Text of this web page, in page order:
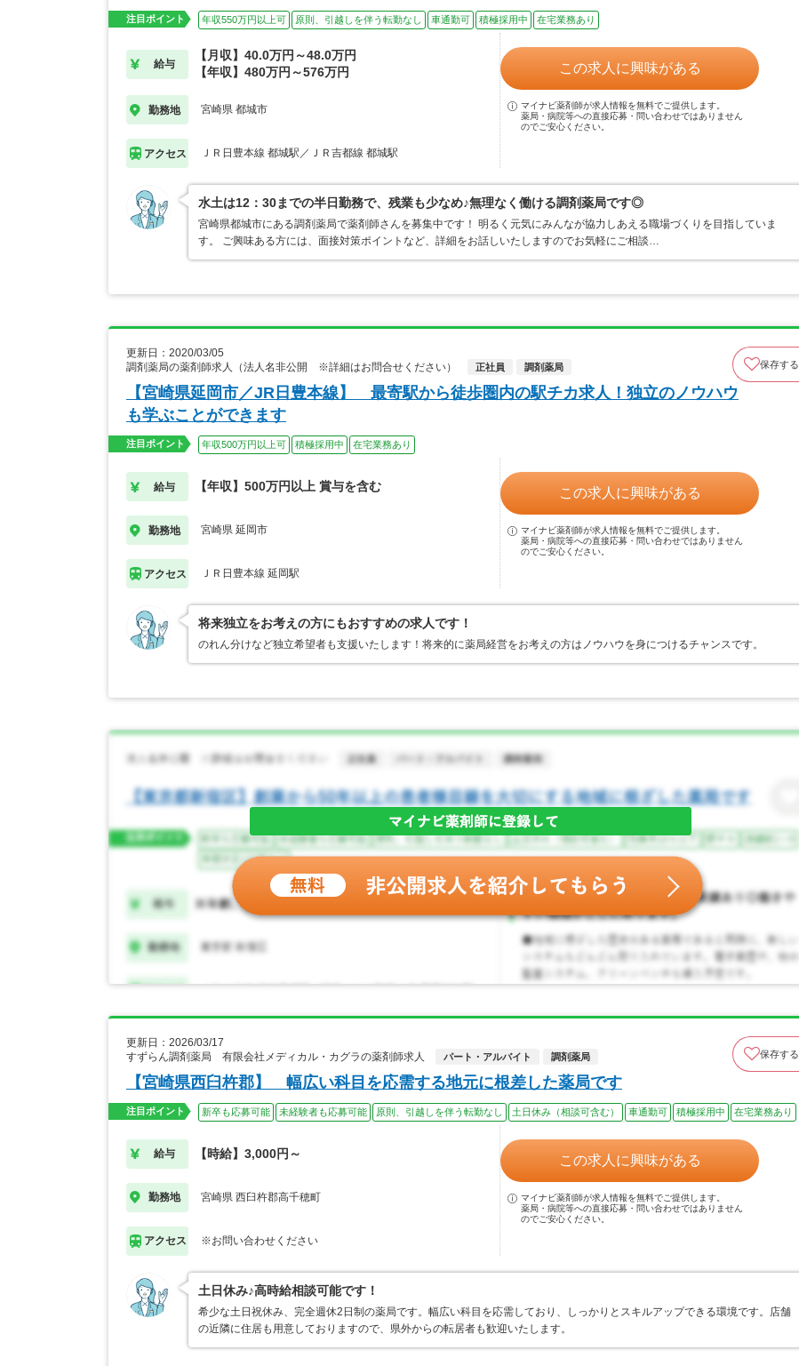
注目ポイント 年収550万円以上可 原則、引越しを伴う転勤なし 車通勤可 積極採用中 在宅業務あり
給与
【月収】40.0万円～48.0万円
【年収】480万円～576万円
勤務地 宮崎県 都城市
アクセス ＪＲ日豊本線 都城駅／ＪＲ吉都線 都城駅
この求人に興味がある
マイナビ薬剤師が求人情報を無料でご提供します。
薬局・病院等への直接応募・問い合わせではありません
のでご安心ください。
水土は12：30までの半日勤務で、残業も少なめ♪無理なく働ける調剤薬局です◎
宮崎県都城市にある調剤薬局で薬剤師さんを募集中です！ 明るく元気にみんなが協力しあえる職場づくりを目指していま
す。 ご興味ある方には、面接対策ポイントなど、詳細をお話しいたしますのでお気軽にご相談…
更新日：2020/03/05
調剤薬局の薬剤師求人（法人名非公開 ※詳細はお問合せください）
正社員 調剤薬局 保存する
【宮崎県延岡市／JR日豊本線】 最寄駅から徒歩圏内の駅チカ求人！独立のノウハウ
も学ぶことができます
注目ポイント 年収500万円以上可 積極採用中 在宅業務あり
給与 【年収】500万円以上 賞与を含む
勤務地 宮崎県 延岡市
アクセス ＪＲ日豊本線 延岡駅
この求人に興味がある
マイナビ薬剤師が求人情報を無料でご提供します。
薬局・病院等への直接応募・問い合わせではありません
のでご安心ください。
将来独立をお考えの方にもおすすめの求人です！
のれん分けなど独立希望者も支援いたします！将来的に薬局経営をお考えの方はノウハウを身につけるチャンスです。
更新日：2026/03/17
すずらん調剤薬局 有限会社メディカル・カグラの薬剤師求人
パート・アルバイト 調剤薬局 保存する
【宮崎県西臼杵郡】 幅広い科目を応需する地元に根差した薬局です
注目ポイント 新卒も応募可能 未経験者も応募可能 原則、引越しを伴う転勤なし 土日休み（相談可含む） 車通勤可 積極採用中 在宅業務あり
給与 【時給】3,000円～
勤務地 宮崎県 西臼杵郡高千穂町
アクセス ※お問い合わせください
この求人に興味がある
マイナビ薬剤師が求人情報を無料でご提供します。
薬局・病院等への直接応募・問い合わせではありません
のでご安心ください。
土日休み♪高時給相談可能です！
希少な土日祝休み、完全週休2日制の薬局です。幅広い科目を応需しており、しっかりとスキルアップできる環境です。店舗
の近隣に住居も用意しておりますので、県外からの転居者も歓迎いたします。